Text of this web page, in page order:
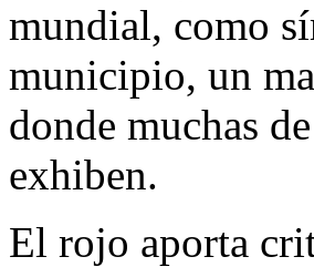
mundial, como
municipio, un
donde muchas
exhiben.
El rojo aporta